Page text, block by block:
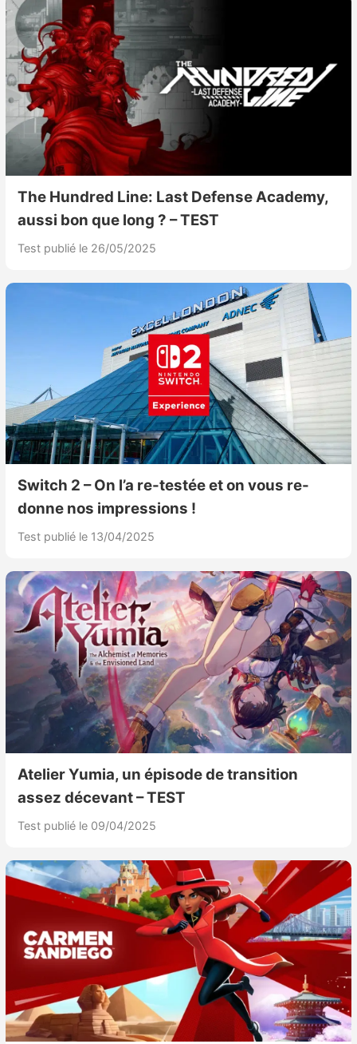
The Hundred Line: Last Defense Academy,
aussi bon que long ? – TEST
Test publié le 26/05/2025
Switch 2 – On l’a re-testée et on vous re-
donne nos impressions !
Test publié le 13/04/2025
Atelier Yumia, un épisode de transition
assez décevant – TEST
Test publié le 09/04/2025